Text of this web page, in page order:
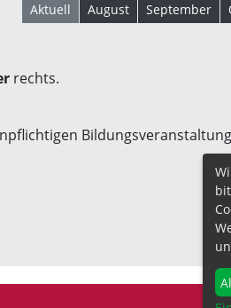
Aktuell August September
rechts.